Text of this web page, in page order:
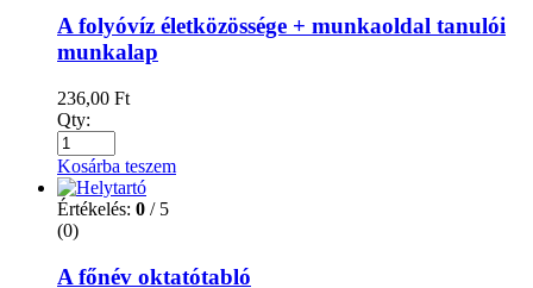
A folyóvíz életközössége + munkaoldal tanulói
munkalap
236,00 Ft
Qty:
Kosárba teszem
Értékelés: 0 / 5
(0)
A főnév oktatótabló